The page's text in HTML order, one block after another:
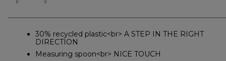
30% recycled plastic<br> A STEP IN THE RIGHT
DIRECTION
Measuring spoon<br> NICE TOUCH